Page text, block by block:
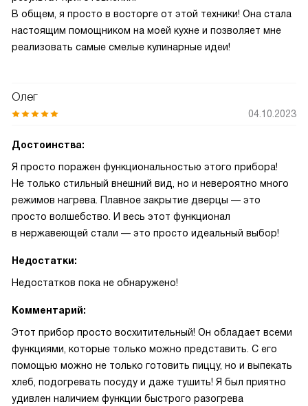
В общем, я просто в восторге от этой техники! Она стала
настоящим помощником на моей кухне и позволяет мне
реализовать самые смелые кулинарные идеи!
Олег
04.10.2023
Достоинства:
Я просто поражен функциональностью этого прибора!
Не только стильный внешний вид, но и невероятно много
режимов нагрева. Плавное закрытие дверцы — это
просто волшебство. И весь этот функционал
в нержавеющей стали — это просто идеальный выбор!
Недостатки:
Недостатков пока не обнаружено!
Комментарий:
Этот прибор просто восхитительный! Он обладает всеми
функциями, которые только можно представить. С его
помощью можно не только готовить пиццу, но и выпекать
хлеб, подогревать посуду и даже тушить! Я был приятно
удивлен наличием функции быстрого разогрева